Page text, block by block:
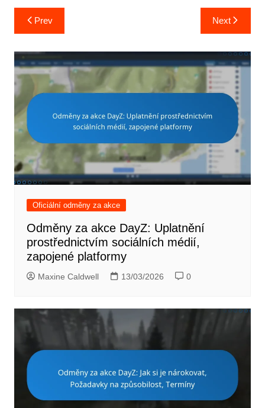
Post
navigation
Prev Next
Oficiální odměny za akce
Odměny za akce DayZ: Uplatnění
prostřednictvím sociálních médií,
zapojené platformy
Maxine Caldwell 13/03/2026 0